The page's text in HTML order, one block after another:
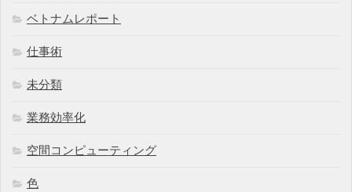
ベトナムレポート
仕事術
未分類
業務効率化
空間コンピューティング
色